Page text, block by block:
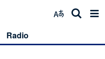
Radio